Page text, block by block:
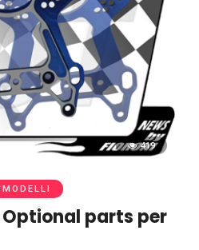
419
Optional parts per